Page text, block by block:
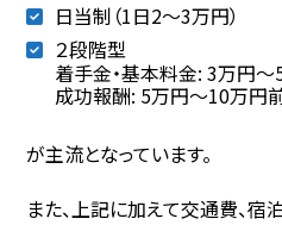
日当制（1日2〜3万円）
２段階型
着手金・基本料金: 3万円〜
成功報酬: 5万円〜10万円
が主流となっています。
また、上記に加えて交通費、宿